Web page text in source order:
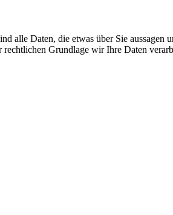
alle Daten, die etwas über Sie aussagen
Grundlage wir Ihre Daten